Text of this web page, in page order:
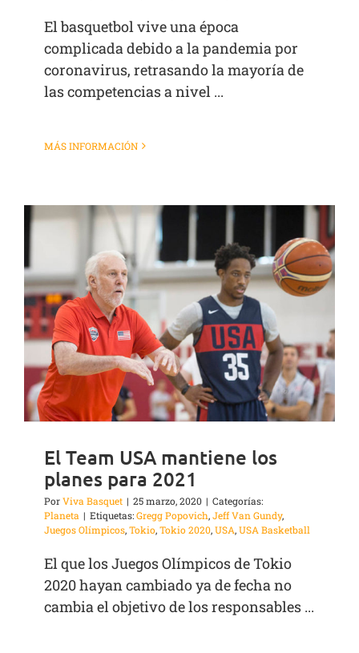
El basquetbol vive una época
complicada debido a la pandemia por
coronavirus, retrasando la mayoría de
las competencias a nivel ...
MÁS INFORMACIÓN
El Team USA mantiene los
planes para 2021
PorViva Basquet | 25 marzo, 2020 | Categorías:
Planeta | Etiquetas:Gregg Popovich,Jeff Van Gundy,
Juegos Olímpicos,Tokio,Tokio 2020,USA,USA Basketball
El que los Juegos Olímpicos de Tokio
2020 hayan cambiado ya de fecha no
cambia el objetivo de los responsables ...